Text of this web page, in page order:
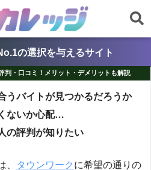
の選択を与えるサイト
判・口コミ！メリット・デメリットも解説
うバイトが見つかるだろうか
ないか心配…
の評判が知りたい
、 タウンワーク に希望の通りの